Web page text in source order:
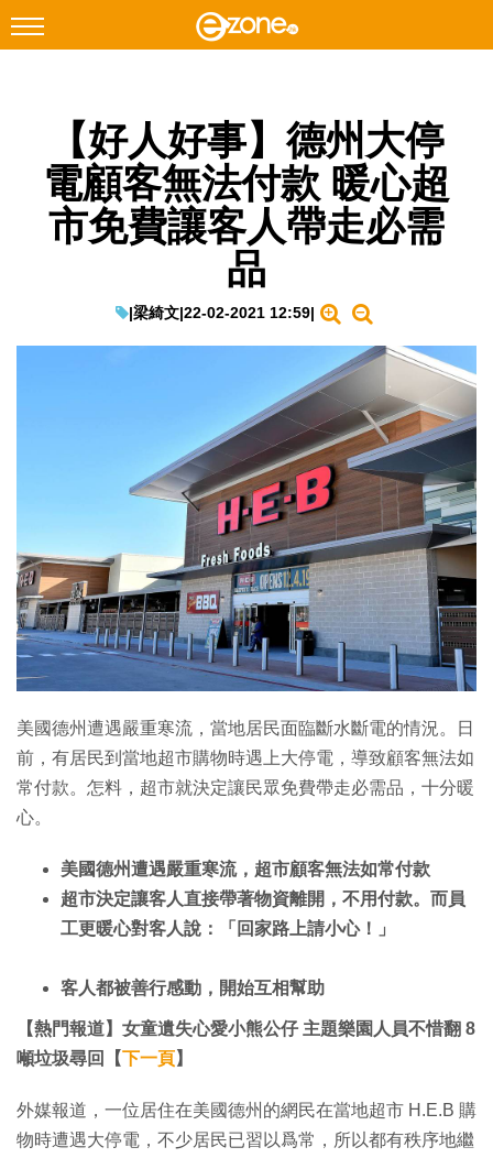
Facebook Instagram
科技焦點
網絡生活
EduTech
Enterprise Digital Transformation
【好人好事】德州大停
電顧客無法付款 暖心超
市免費讓客人帶走必需
品
|梁綺文|22-02-2021 12:59|
美國德州遭遇嚴重寒流，當地居民面臨斷水斷電的情況。日
前，有居民到當地超市購物時遇上大停電，導致顧客無法如
常付款。怎料，超市就決定讓民眾免費帶走必需品，十分暖
心。
美國德州遭遇嚴重寒流，超市顧客無法如常付款
超市決定讓客人直接帶著物資離開，不用付款。而員
工更暖心對客人說：「回家路上請小心！」
客人都被善行感動，開始互相幫助
【熱門報道】女童遺失心愛小熊公仔 主題樂園人員不惜翻 8
噸垃圾尋回【下一頁】
外媒報道，一位居住在美國德州的網民在當地超市 H.E.B 購
物時遭遇大停電，不少居民已習以爲常，所以都有秩序地繼